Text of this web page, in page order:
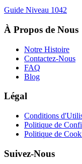
Guide Niveau 1042
À Propos de Nous
Notre Histoire
Contactez-Nous
FAQ
Blog
Légal
Conditions
Politique de
Politique de
Suivez-Nous